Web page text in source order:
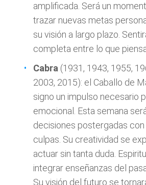
amplificada. Será un
trazar nuevas metas
su visión a largo plazo.
completa entre lo que
Cabra (1931, 1943, 1955,
2003, 2015): el Caballo de
signo un impulso necesario
emocional. Esta semana
decisiones postergadas con
culpas. Su creatividad se
actuar sin tanta duda.
integrar enseñanzas del
Su visión del futuro se